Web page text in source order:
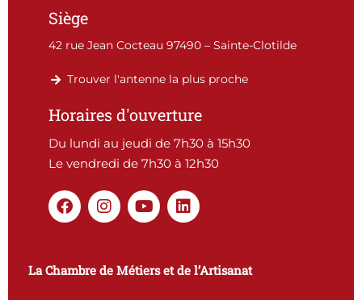
Siège
42 rue Jean Cocteau 97490 – Sainte-Clotilde
Trouver l'antenne la plus proche
Horaires d'ouverture
Du lundi au jeudi de 7h30 à 15h30
Le vendredi de 7h30 à 12h30
F
a
o
I
n
a
g
Y
o
b
L
i
e
d
La Chambre de Métiers et de l’Artisanat